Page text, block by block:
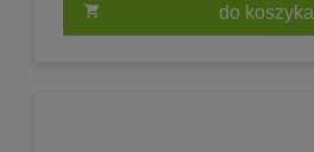
do koszyka